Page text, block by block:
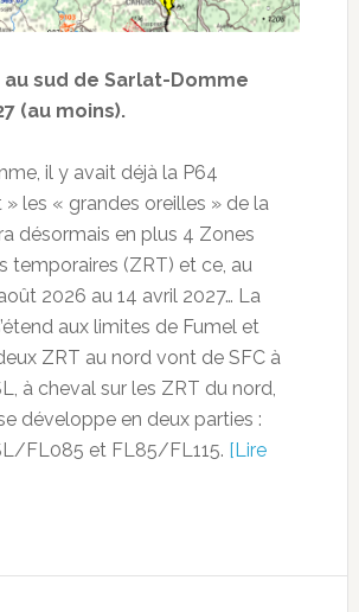
au sud de Sarlat-Domme
(au moins).
il y avait déjà la P64
les « grandes oreilles » de la
désormais en plus 4 Zones
temporaires (ZRT) et ce, au
2026 au 14 avril 2027… La
aux limites de Fumel et
ZRT au nord vont de SFC à
à cheval sur les ZRT du nord,
développe en deux parties :
FL085 et FL85/FL115. [Lire